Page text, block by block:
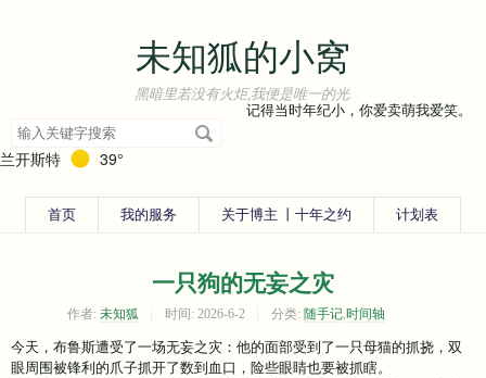
未知狐的小窝
黑暗里若没有火炬,我便是唯一的光.
搜
索
关
记得当时年纪小，你爱卖萌我爱笑。
兰开斯特 39°
首页 我的服务 关于博主 丨十年之约 计划表
一只狗的无妄之灾
作者: 未知狐 时间: 2026-6-2 分类: 随手记,时间轴
今天，布鲁斯遭受了一场无妄之灾：他的面部受到了一只母猫的抓挠，双
眼周围被锋利的爪子抓开了数到血口，险些眼睛也要被抓瞎。